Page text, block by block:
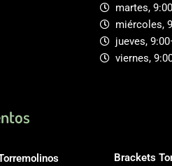
martes,
miércoles,
jueves,
viernes,
Brackets